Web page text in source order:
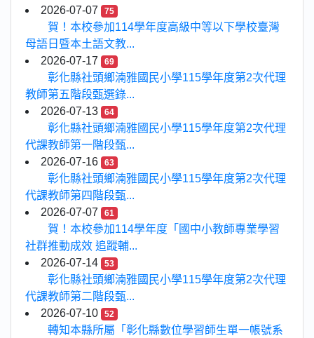
2026-07-07
75
賀！本校參加114學年度高級中等以下學校臺灣
母語日暨本土語文教...
2026-07-17
69
彰化縣社頭鄉湳雅國民小學115學年度第2次代理
教師第五階段甄選錄...
2026-07-13
64
彰化縣社頭鄉湳雅國民小學115學年度第2次代理
代課教師第一階段甄...
2026-07-16
63
彰化縣社頭鄉湳雅國民小學115學年度第2次代理
代課教師第四階段甄...
2026-07-07
61
賀！本校參加114學年度「國中小教師專業學習
社群推動成效 追蹤輔...
2026-07-14
53
彰化縣社頭鄉湳雅國民小學115學年度第2次代理
代課教師第二階段甄...
2026-07-10
52
轉知本縣所屬「彰化縣數位學習師生單一帳號系